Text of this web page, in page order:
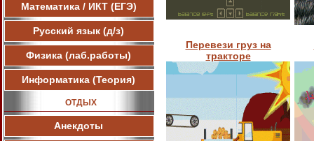
Математика / ИКТ (ЕГЭ)
Русский язык (д/з)
Физика (лаб.работы)
Информатика (Теория)
ОТДЫХ
Анекдоты
Перевези груз на
тракторе